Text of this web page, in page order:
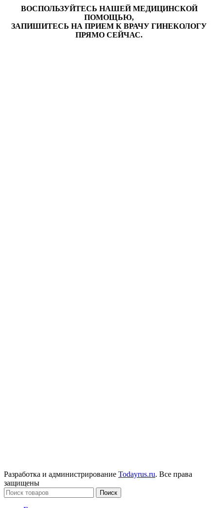
ВОСПОЛЬЗУЙТЕСЬ НАШЕЙ МЕДИЦИНСКОЙ
ПОМОЩЬЮ,
ЗАПИШИТЕСЬ НА ПРИЕМ К ВРАЧУ ГИНЕКОЛОГУ
ПРЯМО СЕЙЧАС.
Разработка и администрирование Todayrus.ru. Все права
защищены
Поиск